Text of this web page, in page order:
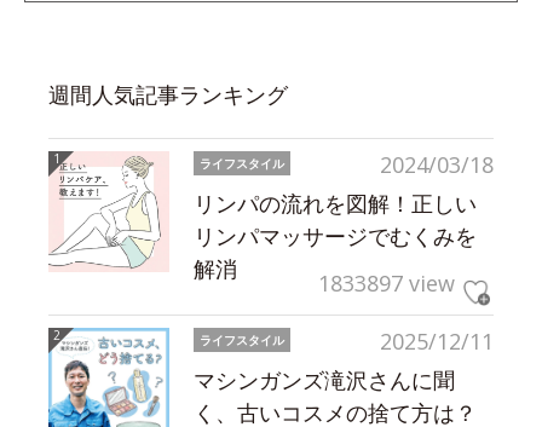
週間人気記事ランキング
2024/03/18
ライフスタイル
リンパの流れを図解！正しい
リンパマッサージでむくみを
解消
1833897 view
2025/12/11
ライフスタイル
マシンガンズ滝沢さんに聞
く、古いコスメの捨て方は？